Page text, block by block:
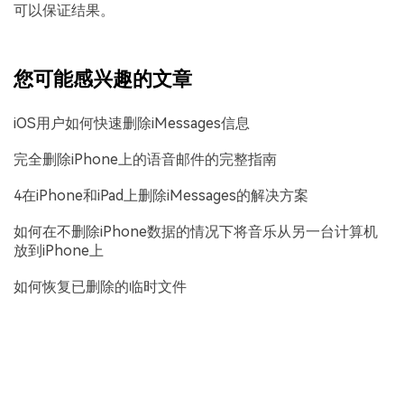
可以保证结果。
您可能感兴趣的文章
iOS用户如何快速删除iMessages信息
完全删除iPhone上的语音邮件的完整指南
4在iPhone和iPad上删除iMessages的解决方案
如何在不删除iPhone数据的情况下将音乐从另一台计算机
放到iPhone上
如何恢复已删除的临时文件